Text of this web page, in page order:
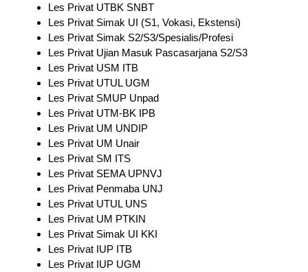
Les Privat UTBK SNBT
Les Privat Simak UI (S1, Vokasi, Ekstensi)
Les Privat Simak S2/S3/Spesialis/Profesi
Les Privat Ujian Masuk Pascasarjana S2/S3
Les Privat USM ITB
Les Privat UTUL UGM
Les Privat SMUP Unpad
Les Privat UTM-BK IPB
Les Privat UM UNDIP
Les Privat UM Unair
Les Privat SM ITS
Les Privat SEMA UPNVJ
Les Privat Penmaba UNJ
Les Privat UTUL UNS
Les Privat UM PTKIN
Les Privat Simak UI KKI
Les Privat IUP ITB
Les Privat IUP UGM